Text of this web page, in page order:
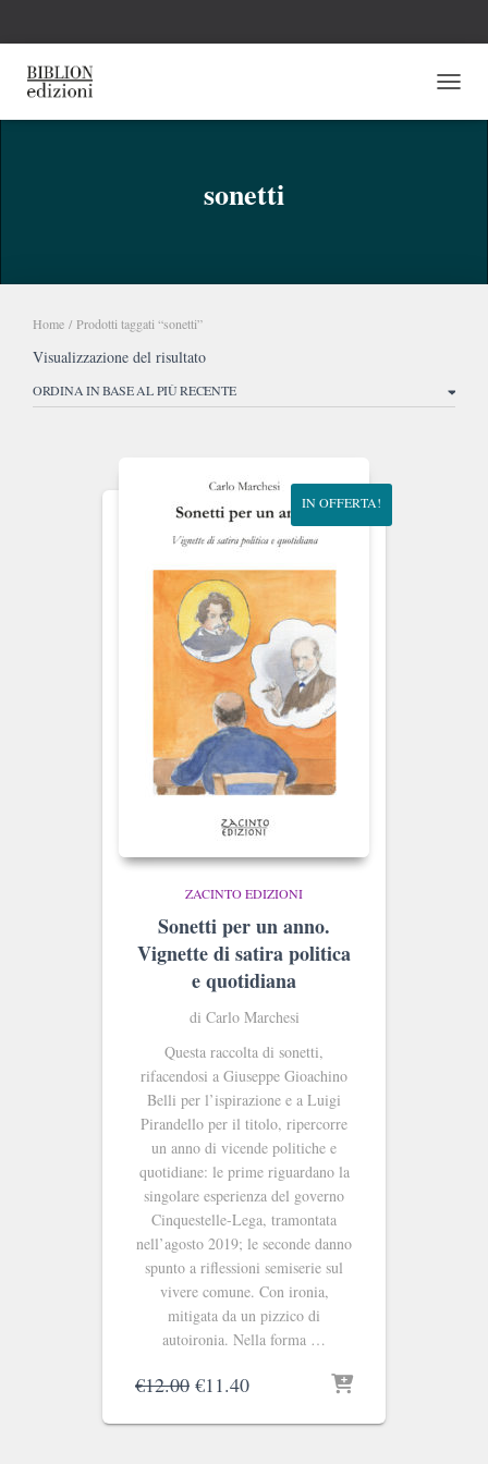
sonetti
Home / Prodotti taggati “sonetti”
Visualizzazione del risultato
IN OFFERTA!
ZACINTO EDIZIONI
Sonetti per un anno.
Vignette di satira politica
e quotidiana
di Carlo Marchesi
Questa raccolta di sonetti,
rifacendosi a Giuseppe Gioachino
Belli per l’ispirazione e a Luigi
Pirandello per il titolo, ripercorre
un anno di vicende politiche e
quotidiane: le prime riguardano la
singolare esperienza del governo
Cinquestelle-Lega, tramontata
nell’agosto 2019; le seconde danno
spunto a riflessioni semiserie sul
vivere comune. Con ironia,
mitigata da un pizzico di
autoironia. Nella forma …
€12.00 Il
originale
€11.40Il
attuale